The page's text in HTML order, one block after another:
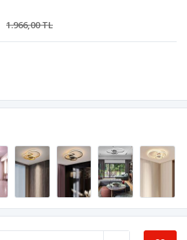
1.966,00 TL